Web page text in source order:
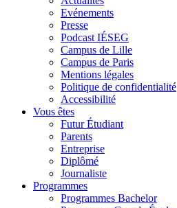
Evénements
Presse
Podcast IÉSEG
Campus de Lille
Campus de Paris
Mentions légales
Politique de confidentialité
Accessibilité
Vous êtes
Futur Étudiant
Parents
Entreprise
Diplômé
Journaliste
Programmes
Programmes Bachelor